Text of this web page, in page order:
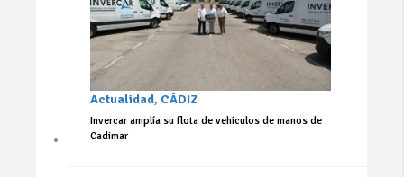
Actualidad, CÁDIZ
Invercar amplía su flota de vehículos de manos de
Cadimar